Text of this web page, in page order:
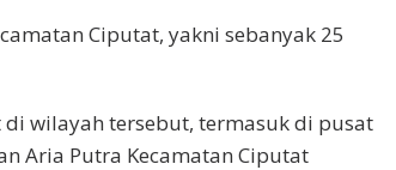
Ciputat, yakni sebanyak 25
wilayah tersebut, termasuk di pusat
Aria Putra Kecamatan Ciputat